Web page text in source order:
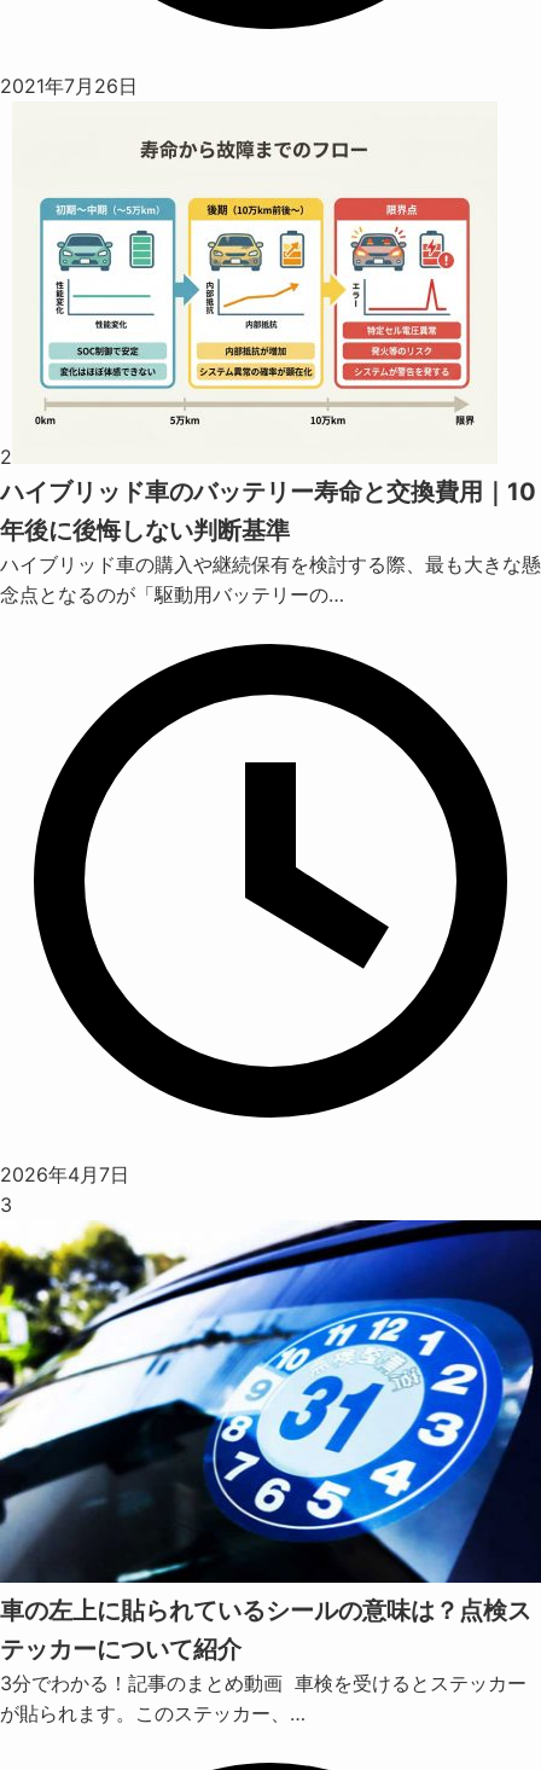
2021年7月26日
2
ハイブリッド車のバッテリー寿命と交換費用｜10
年後に後悔しない判断基準
ハイブリッド車の購入や継続保有を検討する際、最も大きな懸
念点となるのが「駆動用バッテリーの…
2026年4月7日
3
車の左上に貼られているシールの意味は？点検ス
テッカーについて紹介
3分でわかる！記事のまとめ動画 車検を受けるとステッカー
が貼られます。このステッカー、…